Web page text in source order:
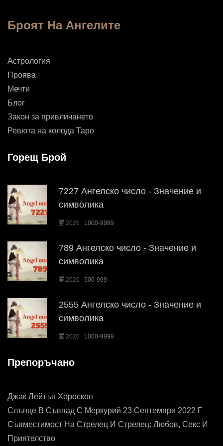
Броят На Ангелите
Астрология
Проява
Мечти
Блог
Закон за привличането
Ревюта на колода Таро
Горещ Брой
7227 Ангелско число - Значение и
символика
2026 1000-9999
789 Ангелско число - Значение и
символика
2026 500-999
2555 Ангелско число - Значение и
символика
2026 1000-9999
Препоръчано
Джак Лейтън Хороскоп
Слънце В Съвпад С Меркурий 23 Септември 2022 Г
Съвместимост На Стрелец И Стрелец: Любов, Секс И
Приятелство